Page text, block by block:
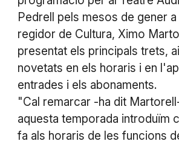
Pedrell pels mesos de gener a
regidor de Cultura, Ximo
presentat els principals trets,
novetats en els horaris i en
entrades i els abonaments.
"Cal remarcar -ha dit
aquesta temporada introduïm
fa als horaris de les funcions